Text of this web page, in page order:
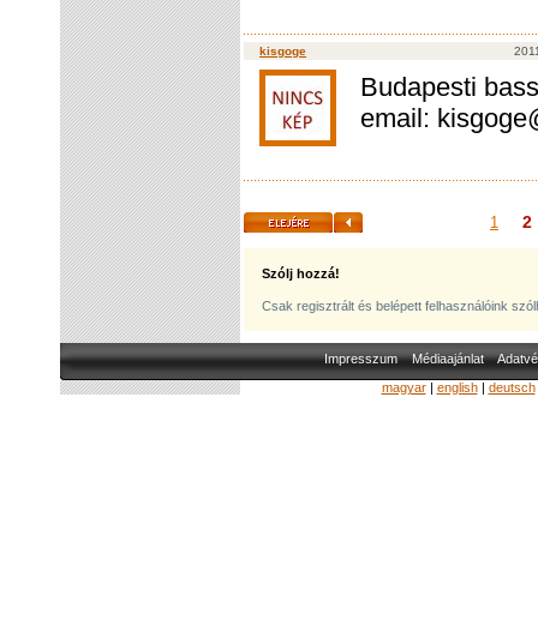
kisgoge
Budapesti
email:
1 2
Szólj hozzá!
Csak regisztrált és belépett felhasználóink
Impresszum Médiaajánlat
magyar| english| deutsch